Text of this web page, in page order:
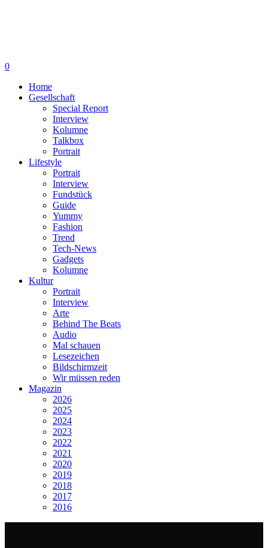
0
Home
Gesellschaft
Special Report
Interview
Kolumne
Talkbox
Portrait
Lifestyle
Portrait
Interview
Fundstück
Guide
Yummy
Fashion
Trend
Tech-News
Gadgets
Kolumne
Kultur
Portrait
Interview
Arte
Behind The Beats
Audio
Mal schauen
Lesezeichen
Bildschirmzeit
Wir müssen reden
Magazin
2026
2025
2024
2023
2022
2021
2020
2019
2018
2017
2016